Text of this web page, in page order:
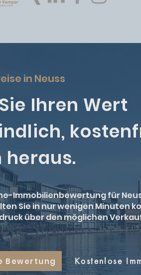
in Neuss
Ihren Wert
Immobilienbewertung für
Sie in nur wenigen Minuten
über den möglichen
Bewertung Kostenlose